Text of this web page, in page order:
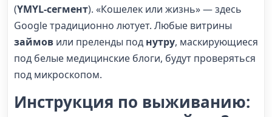
(YMYL-сегмент). «Кошелек или жизнь» — здесь
Google традиционно лютует. Любые витрины
займов или преленды под нутру, маскирующиеся
под белые медицинские блоги, будут проверяться
под микроскопом.
Инструкция по выживанию: